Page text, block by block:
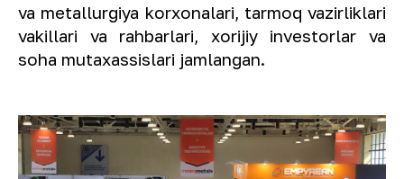
va metallurgiya korxonalari, tarmoq vazirliklari
vakillari va rahbarlari, xorijiy investorlar va
soha mutaxassislari jamlangan.